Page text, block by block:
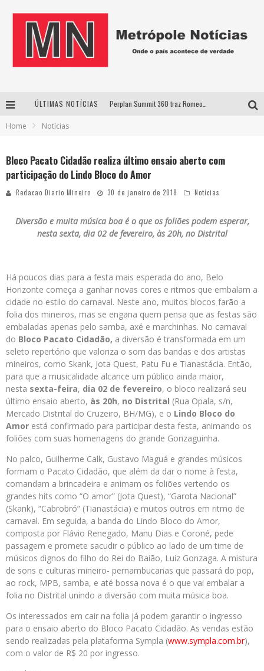
ÚLTIMAS NOTÍCIAS
Home Notícias
Bloco Pacato Cidadão realiza último ensaio aberto com
participação do Lindo Bloco do Amor
Redacao Diario Mineiro 30 de janeiro de 2018 Notícias
Diversão e muita música boa é o que os foliões podem esperar,
nesta sexta, dia 02 de fevereiro, às 20h, no Distrital
Há poucos dias para a festa mais esperada do ano, Belo
Horizonte começa a ganhar novas cores e ritmos que embalam a
cidade no estilo do carnaval. Neste ano, muitos blocos farão a
folia dos mineiros, mas se engana quem pensa que as festas são
embaladas apenas pelo samba, axé e marchinhas. No carnaval
do Bloco Pacato Cidadão, a diversão é transformada em um
seleto repertório que valoriza o som das bandas e dos artistas
mineiros, como Skank, Jota Quest, Patu Fu e Tianastácia. Então,
para que a musicalidade alcance um público ainda maior,
nesta sexta-feira, dia 02 de fevereiro, o bloco realizará seu
último ensaio aberto, às 20h, no Distrital (Rua Opala, s/n,
Mercado Distrital do Cruzeiro, BH/MG), e o Lindo Bloco do
Amor está confirmado para participar desta festa, animando os
foliões com suas homenagens do grande Gonzaguinha.
No palco, Guilherme Calk, Gustavo Maguá e grandes músicos
formam o Pacato Cidadão, que além da dar o nome à festa,
comandam a brincadeira e animam os foliões vertendo os
grandes hits como “O amor” (Jota Quest), “Garota Nacional”
(Skank), “Cabrobró” (Tianastácia) e muitos outros em ritmo de
carnaval. Em seguida, a banda do Lindo Bloco do Amor,
composta por Flávio Renegado, Manu Dias e Coroné, pede
passagem e promete sacudir o público ao lado de um time de
músicos dignos do filho do Rei do Baião, Luiz Gonzaga. A mistura
de sons e culturas mineiro- pernambucanas que passará do pop,
ao rock, MPB, samba, e até bossa nova é o que vai embalar a
folia no Distrital unindo a diversão com muita música boa.
Os interessados em cair na folia já podem garantir o ingresso
para o ensaio aberto do Bloco Pacato Cidadão. As vendas estão
sendo realizadas pela plataforma Sympla (www.sympla.com.br),
com o valor de R$ 20 por ingresso.